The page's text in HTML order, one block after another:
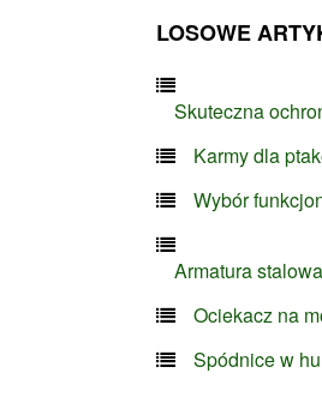
LOSOWE
Skuteczna
Karmy dla
Wybór
Armatura
Ociekacz na
Spódnice w